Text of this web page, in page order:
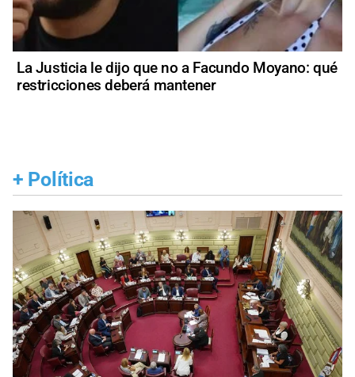
La Justicia le dijo que no a Facundo Moyano: qué
restricciones deberá mantener
+ Política